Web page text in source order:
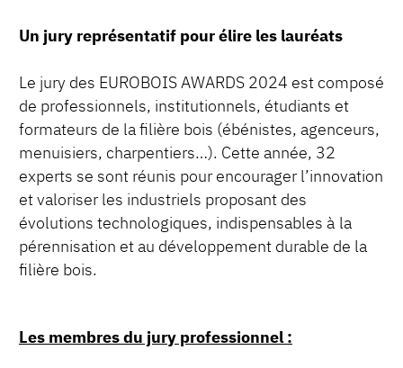
Un jury représentatif pour élire les lauréats
Le jury des EUROBOIS AWARDS 2024 est composé
de professionnels, institutionnels, étudiants et
formateurs de la filière bois (ébénistes, agenceurs,
menuisiers, charpentiers…). Cette année, 32
experts se sont réunis pour encourager l’innovation
et valoriser les industriels proposant des
évolutions technologiques, indispensables à la
pérennisation et au développement durable de la
filière bois.
Les membres du jury professionnel :